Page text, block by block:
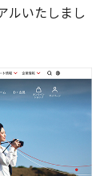
ルいたしまし